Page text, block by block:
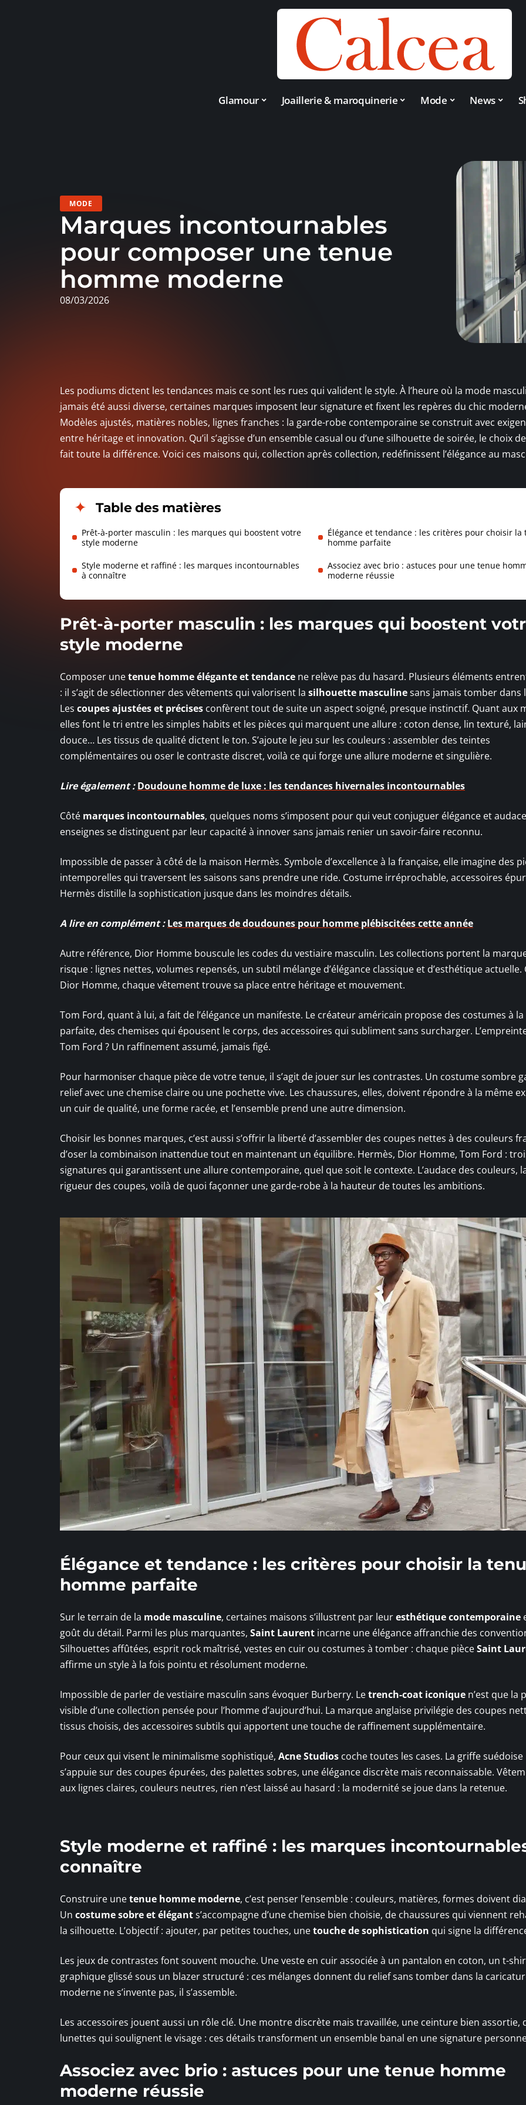
Glamour Joaillerie & maroquinerie Mode News
MODE
Marques incontournables
pour composer une tenue
homme moderne
08/03/2026
Les podiums dictent les tendances mais ce sont les rues qui valident le style. À l’heure où la mode
jamais été aussi diverse, certaines marques imposent leur signature et fixent les repères du chic
Modèles ajustés, matières nobles, lignes franches : la garde-robe contemporaine se construit avec
entre héritage et innovation. Qu’il s’agisse d’un ensemble casual ou d’une silhouette de soirée, le choix
fait toute la différence. Voici ces maisons qui, collection après collection, redéfinissent l’élégance au
Table des matières
Prêt-à-porter masculin : les marques qui boostent votre
style moderne
Élégance et tendance : les critères pour choisir la
homme parfaite
Style moderne et raffiné : les marques incontournables
à connaître
Associez avec brio : astuces pour une tenue
moderne réussie
Prêt-à-porter masculin : les marques qui boostent
style moderne
Composer unetenue homme élégante et tendance ne relève pas du hasard. Plusieurs éléments
: il s’agit de sélectionner des vêtements qui valorisent la silhouette masculinesans jamais tomber dans
Les coupes ajustées et précises confèrent tout de suite un aspect soigné, presque instinctif. Quant aux
elles font le tri entre les simples habits et les pièces qui marquent une allure : coton dense, lin texturé,
douce… Les tissus de qualité dictent le ton. S’ajoute le jeu sur les couleurs : assembler des teintes
complémentaires ou oser le contraste discret, voilà ce qui forge une allure moderne et singulière.
Lire également : Doudoune homme de luxe : les tendances hivernales incontournables
Côté marques incontournables, quelques noms s’imposent pour qui veut conjuguer élégance et
enseignes se distinguent par leur capacité à innover sans jamais renier un savoir-faire reconnu.
Impossible de passer à côté de la maison Hermès. Symbole d’excellence à la française, elle imagine des
intemporelles qui traversent les saisons sans prendre une ride. Costume irréprochable, accessoires
Hermès distille la sophistication jusque dans les moindres détails.
A lire en complément : Les marques de doudounes pour homme plébiscitées cette année
Autre référence, Dior Homme bouscule les codes du vestiaire masculin. Les collections portent la
risque : lignes nettes, volumes repensés, un subtil mélange d’élégance classique et d’esthétique actuelle.
Dior Homme, chaque vêtement trouve sa place entre héritage et mouvement.
Tom Ford, quant à lui, a fait de l’élégance un manifeste. Le créateur américain propose des costumes à
parfaite, des chemises qui épousent le corps, des accessoires qui subliment sans surcharger.
Tom Ford ? Un raffinement assumé, jamais figé.
Pour harmoniser chaque pièce de votre tenue, il s’agit de jouer sur les contrastes. Un costume sombre
relief avec une chemise claire ou une pochette vive. Les chaussures, elles, doivent répondre à la même
un cuir de qualité, une forme racée, et l’ensemble prend une autre dimension.
Choisir les bonnes marques, c’est aussi s’offrir la liberté d’assembler des coupes nettes à des couleurs
d’oser la combinaison inattendue tout en maintenant un équilibre. Hermès, Dior Homme, Tom Ford :
signatures qui garantissent une allure contemporaine, quel que soit le contexte. L’audace des couleurs,
rigueur des coupes, voilà de quoi façonner une garde-robe à la hauteur de toutes les ambitions.
Élégance et tendance : les critères pour choisir la
homme parfaite
Sur le terrain de la mode masculine, certaines maisons s’illustrent par leuresthétique contemporaine
goût du détail. Parmi les plus marquantes, Saint Laurent incarne une élégance affranchie des
Silhouettes affûtées, esprit rock maîtrisé, vestes en cuir ou costumes à tomber : chaque pièceSaint
affirme un style à la fois pointu et résolument moderne.
Impossible de parler de vestiaire masculin sans évoquer Burberry. Letrench-coat iconique n’est que la
visible d’une collection pensée pour l’homme d’aujourd’hui. La marque anglaise privilégie des coupes
tissus choisis, des accessoires subtils qui apportent une touche de raffinement supplémentaire.
Pour ceux qui visent le minimalisme sophistiqué, Acne Studios coche toutes les cases. La griffe suédoise
s’appuie sur des coupes épurées, des palettes sobres, une élégance discrète mais reconnaissable.
aux lignes claires, couleurs neutres, rien n’est laissé au hasard : la modernité se joue dans la retenue.
Style moderne et raffiné : les marques
connaître
Construire unetenue homme moderne, c’est penser l’ensemble : couleurs, matières, formes doivent
Un costume sobre et élégants’accompagne d’une chemise bien choisie, de chaussures qui viennent
la silhouette. L’objectif : ajouter, par petites touches, unetouche de sophistication qui signe la
Les jeux de contrastes font souvent mouche. Une veste en cuir associée à un pantalon en coton, un t-
graphique glissé sous un blazer structuré : ces mélanges donnent du relief sans tomber dans la
moderne ne s’invente pas, il s’assemble.
Les accessoires jouent aussi un rôle clé. Une montre discrète mais travaillée, une ceinture bien assortie,
lunettes qui soulignent le visage : ces détails transforment un ensemble banal en une signature
Associez avec brio : astuces pour une tenue homme
moderne réussie